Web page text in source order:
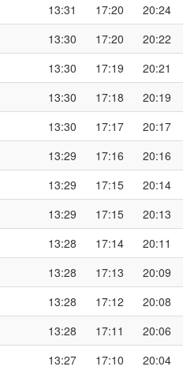
13:31 17:20 20:24
13:30 17:20 20:22
13:30 17:19 20:21
13:30 17:18 20:19
13:30 17:17 20:17
13:29 17:16 20:16
13:29 17:15 20:14
13:29 17:15 20:13
13:28 17:14 20:11
13:28 17:13 20:09
13:28 17:12 20:08
13:28 17:11 20:06
13:27 17:10 20:04